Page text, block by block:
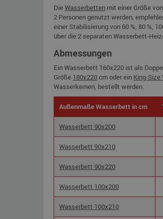
DieWasserbetten mit einer Größe
2 Personen genutzt werden,
einer Stabilisierung von 60 %, 80 %,
über die 2 separaten Wasserbett-
Abmessungen
Ein Wasserbett 160x220 ist als
Größe 180x220cm oder ein King-
Wasserkernen, bestellt werden.
Außenmaße Wasserbett in cm
Wasserbett 90x200
Wasserbett 90x210
Wasserbett 90x220
Wasserbett 100x200
Wasserbett 100x210